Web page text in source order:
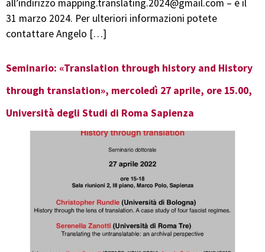
all’indirizzo mapping.translating.2024@gmail.com – è il
31 marzo 2024. Per ulteriori informazioni potete
contattare Angelo […]
Seminario: «Translation through history and History
through translation», mercoledì 27 aprile, ore 15.00,
Università degli Studi di Roma Sapienza